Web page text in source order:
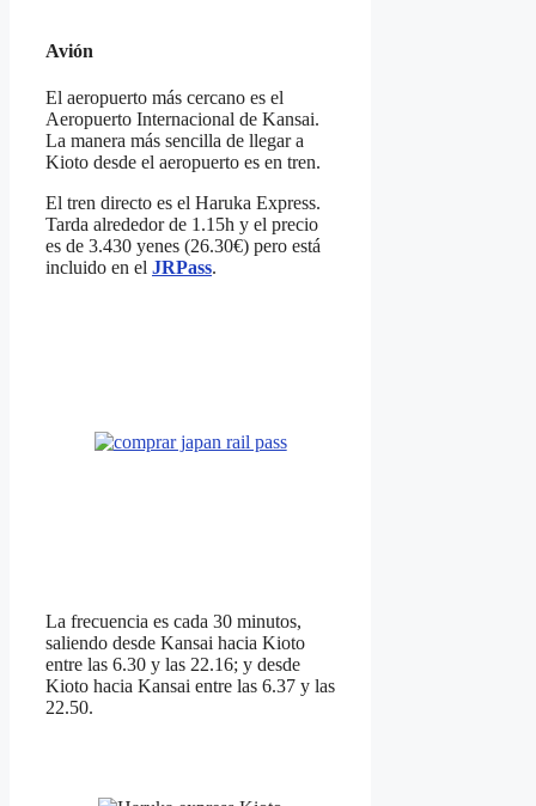
Avión
El aeropuerto más cercano es el
Aeropuerto Internacional de Kansai.
La manera más sencilla de llegar a
Kioto desde el aeropuerto es en tren.
El tren directo es el Haruka Express.
Tarda alrededor de 1.15h y el precio
es de 3.430 yenes (26.30€) pero está
incluido en el JRPass.
La frecuencia es cada 30 minutos,
saliendo desde Kansai hacia Kioto
entre las 6.30 y las 22.16; y desde
Kioto hacia Kansai entre las 6.37 y las
22.50.